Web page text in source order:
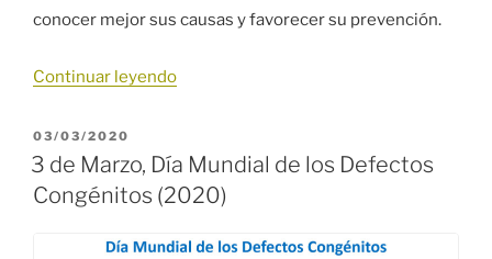
conocer mejor sus causas y favorecer su prevención.
Continuar leyendo«Giving
la
Fundación
1000»
PUBLICADO
EL
03/03/2020
3 de Marzo, Día Mundial de los Defectos
Congénitos (2020)